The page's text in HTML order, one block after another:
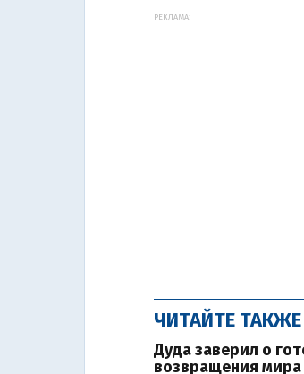
РЕКЛАМА:
ЧИТАЙТЕ ТАКЖЕ
Дуда заверил о
возвращения мира